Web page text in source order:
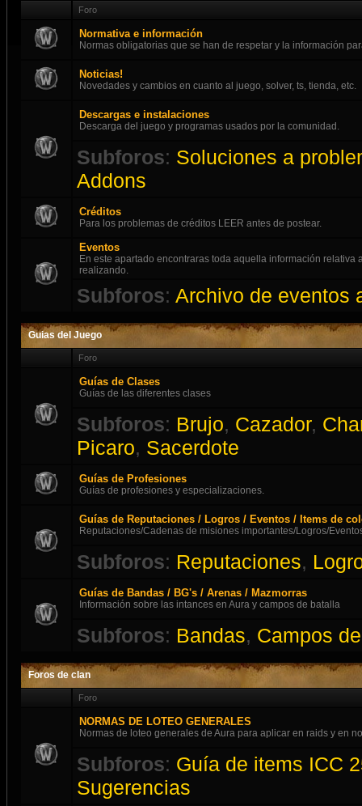
Foro
Normativa e información
Normas obligatorias que se han de respetar y la información
Noticias!
Novedades y cambios en cuanto al juego, solver, ts, tienda, etc.
Descargas e instalaciones
Descarga del juego y programas usados por la comunidad.
Subforos: Soluciones a
Addons
Créditos
Para los problemas de créditos LEER antes de postear.
Eventos
En este apartado encontraras toda aquella información relativa
realizando.
Subforos: Archivo de eventos
Guias del Juego
Foro
Guías de Clases
Guías de las diferentes clases
Subforos: Brujo, Cazador,
Picaro, Sacerdote
Guías de Profesiones
Guías de profesiones y especializaciones.
Guías de Reputaciones / Logros / Eventos / Items de
Reputaciones/Cadenas de misiones importantes/Logros/
Subforos: Reputaciones,
Guías de Bandas / BG's / Arenas / Mazmorras
Información sobre las intances en Aura y campos de batalla
Subforos: Bandas, Campos
Foros de clan
Foro
NORMAS DE LOTEO GENERALES
Normas de loteo generales de Aura para aplicar en raids y en
Subforos: Guía de items ICC
Sugerencias